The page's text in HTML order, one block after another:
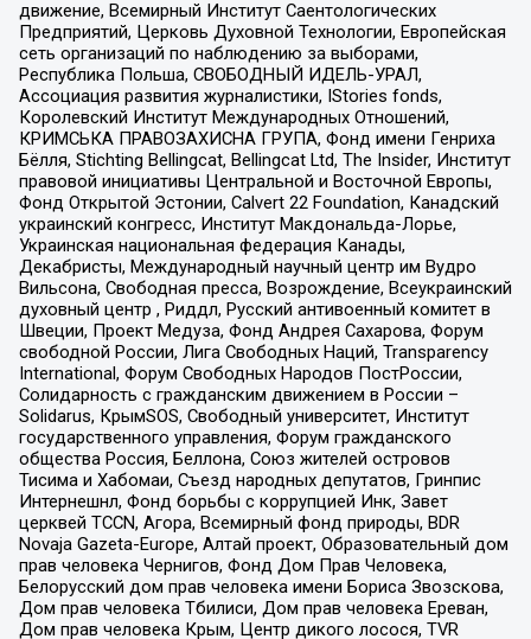
движение, Всемирный Институт Саентологических
Предприятий, Церковь Духовной Технологии, Европейская
сеть организаций по наблюдению за выборами,
Республика Польша, СВОБОДНЫЙ ИДЕЛЬ-УРАЛ,
Ассоциация развития журналистики, IStories fonds,
Королевский Институт Международных Отношений,
КРИМСЬКА ПРАВОЗАХИСНА ГРУПА, Фонд имени Генриха
Бёлля, Stichting Bellingcat, Bellingcat Ltd, The Insider, Институт
правовой инициативы Центральной и Восточной Европы,
Фонд Открытой Эстонии, Calvert 22 Foundation, Канадский
украинский конгресс, Институт Макдональда-Лорье,
Украинская национальная федерация Канады,
Декабристы, Международный научный центр им Вудро
Вильсона, Свободная пресса, Возрождение, Всеукраинский
духовный центр , Риддл, Русский антивоенный комитет в
Швеции, Проект Медуза, Фонд Андрея Сахарова, Форум
свободной России, Лига Свободных Наций, Transparеncy
International, Форум Свободных Народов ПостРоссии,
Солидарность с гражданским движением в России –
Solidarus, КрымSOS, Свободный университет, Институт
государственного управления, Форум гражданского
общества Россия, Беллона, Союз жителей островов
Тисима и Хабомаи, Съезд народных депутатов, Гринпис
Интернешнл, Фонд борьбы с коррупцией Инк, Завет
церквей TCCN, Агора, Всемирный фонд природы, BDR
Novaja Gazeta-Europe, Алтай проект, Образовательный дом
прав человека Чернигов, Фонд Дом Прав Человека,
Белорусский дом прав человека имени Бориса Звозскова,
Дом прав человека Тбилиси, Дом прав человека Ереван,
Дом прав человека Крым, Центр дикого лосося, TVR